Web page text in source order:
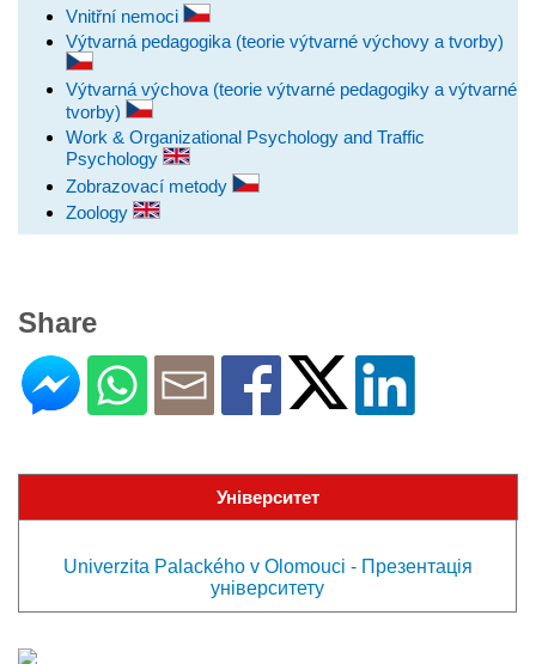
Vnitřní nemoci
Výtvarná pedagogika (teorie výtvarné výchovy a tvorby)
Výtvarná výchova (teorie výtvarné pedagogiky a výtvarné
tvorby)
Work & Organizational Psychology and Traffic
Psychology
Zobrazovací metody
Zoology
Share
Університет
Univerzita Palackého v Olomouci - Презентація
університету